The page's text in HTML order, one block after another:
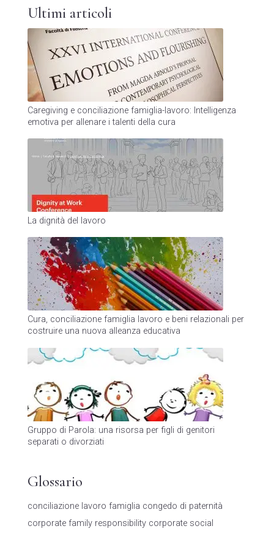
Ultimi articoli
Caregiving e conciliazione famiglia-lavoro: Intelligenza
emotiva per allenare i talenti della cura
La dignità del lavoro
Cura, conciliazione famiglia lavoro e beni relazionali per
costruire una nuova alleanza educativa
Gruppo di Parola: una risorsa per figli di genitori
separati o divorziati
Glossario
conciliazione lavoro famiglia congedo di paternità
corporate family responsibility corporate social